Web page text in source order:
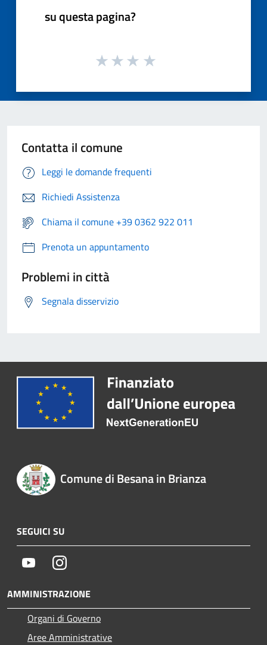
su questa pagina?
Contatta il comune
Leggi le domande frequenti
Richiedi Assistenza
Chiama il comune +39 0362 922 011
Prenota un appuntamento
Problemi in città
Segnala disservizio
Comune di Besana in Brianza
SEGUICI SU
YoutubeInstagram
AMMINISTRAZIONE
Organi di Governo
Aree Amministrative